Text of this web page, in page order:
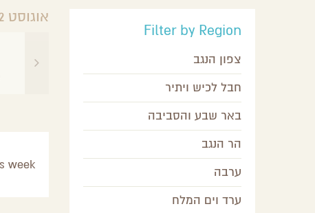
אוגוסט 02 (2026) - אוגוסט 13 (2026)
week.
Filter by Region
צפון הנגב
חבל לכיש ויתיר
באר שבע והסביבה
הר הנגב
ערבה
ערד וים המלח